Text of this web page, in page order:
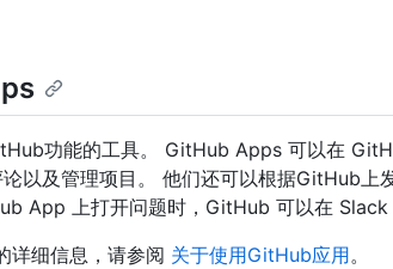
功能的工具。 GitHub Apps 可以在
以及管理项目。 他们还可以根据GitHub上
App 上打开问题时，GitHub 可以在 Slack
细信息，请参阅 关于使用GitHub应用。